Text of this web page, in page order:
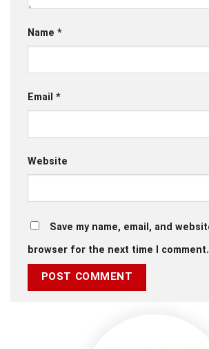
Name *
Email *
Website
Save my name, email, and
browser for the next time I comment.